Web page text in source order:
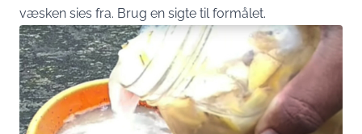
væsken sies fra. Brug en sigte til formålet.